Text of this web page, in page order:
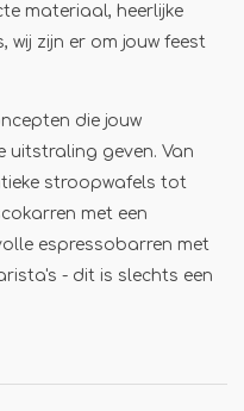
materiaal, heerlijke
wij zijn er om jouw feest
die jouw
uitstraling geven. Van
stroopwafels tot
met een
espressobarren met
- dit is slechts een